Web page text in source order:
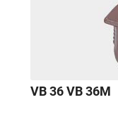
VB 36 VB 36M